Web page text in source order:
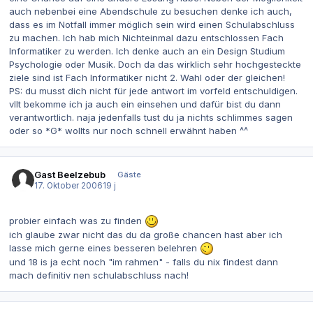
auch nebenbei eine Abendschule zu besuchen denke ich auch,
dass es im Notfall immer möglich sein wird einen Schulabschluss
zu machen. Ich hab mich Nichteinmal dazu entschlossen Fach
Informatiker zu werden. Ich denke auch an ein Design Studium
Psychologie oder Musik. Doch da das wirklich sehr hochgesteckte
ziele sind ist Fach Informatiker nicht 2. Wahl oder der gleichen!
PS: du musst dich nicht für jede antwort im vorfeld entschuldigen.
vllt bekomme ich ja auch ein einsehen und dafür bist du dann
verantwortlich. naja jedenfalls tust du ja nichts schlimmes sagen
oder so *G* wollts nur noch schnell erwähnt haben ^^
Gast Beelzebub
Gäste
17. Oktober 200619 j
probier einfach was zu finden
ich glaube zwar nicht das du da große chancen hast aber ich
lasse mich gerne eines besseren belehren
und 18 is ja echt noch "im rahmen" - falls du nix findest dann
mach definitiv nen schulabschluss nach!